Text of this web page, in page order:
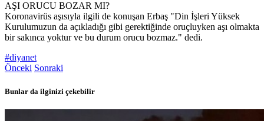
AŞI ORUCU BOZAR MI?
Koronavirüs aşısıyla ilgili de konuşan Erbaş "Din İşleri Yüksek
Kurulumuzun da açıkladığı gibi gerektiğinde oruçluyken aşı olmakta
bir sakınca yoktur ve bu durum orucu bozmaz." dedi.
#diyanet
Önceki Sonraki
Bunlar da ilginizi çekebilir